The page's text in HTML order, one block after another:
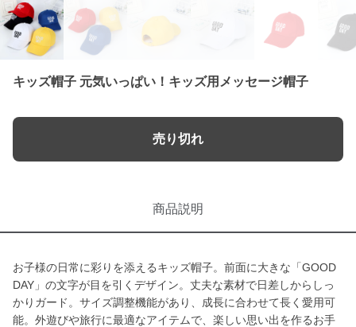
キッズ帽子 元気いっぱい！キッズ用メッセージ帽子
売り切れ
商品説明
お子様の日常に彩りを添えるキッズ帽子。前面に大きな「GOOD
DAY」の文字が目を引くデザイン。丈夫な素材で日差しからしっ
かりガード。サイズ調整機能があり、成長に合わせて長く愛用可
能。外遊びや旅行に最適なアイテムで、楽しい思い出を作るお手